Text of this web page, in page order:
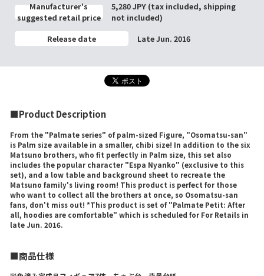
Manufacturer's
suggested retail price
5,280 JPY (tax included, shipping
not included)
Release date
Late Jun. 2016
■Product Description
From the "Palmate series" of palm-sized Figure, "Osomatsu-san"
is Palm size available in a smaller, chibi size! In addition to the six
Matsuno brothers, who fit perfectly in Palm size, this set also
includes the popular character "Espa Nyanko" (exclusive to this
set), and a low table and background sheet to recreate the
Matsuno family's living room! This product is perfect for those
who want to collect all the brothers at once, so Osomatsu-san
fans, don't miss out! *This product is set of "Palmate Petit: After
all, hoodies are comfortable" which is scheduled for For Retails in
late Jun. 2016.
■商品仕様